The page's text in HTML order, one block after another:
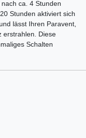
ca. 4 Stunden
Stunden aktiviert sich
lässt Ihren Paravent,
erstrahlen. Diese
Schalten